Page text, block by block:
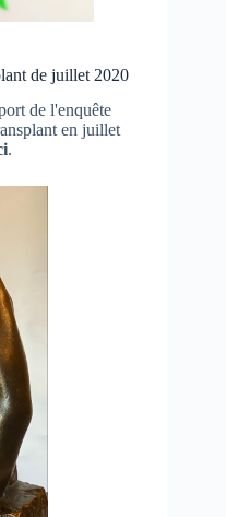
de juillet 2020
de l'enquête
en juillet
.